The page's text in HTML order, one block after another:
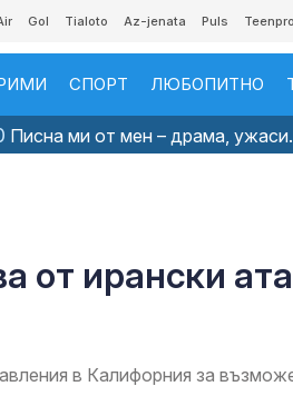
Gol Tialoto Az-jenata Puls
СПОРТ ЛЮБОПИТНО
Писна ми от мен – драма,
от ирански
в Калифорния за